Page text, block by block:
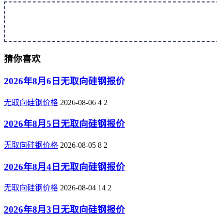
猜你喜欢
2026年8月6日无取向硅钢报价
无取向硅钢价格 2026-08-06 4 2
2026年8月5日无取向硅钢报价
无取向硅钢价格 2026-08-05 8 2
2026年8月4日无取向硅钢报价
无取向硅钢价格 2026-08-04 14 2
2026年8月3日无取向硅钢报价